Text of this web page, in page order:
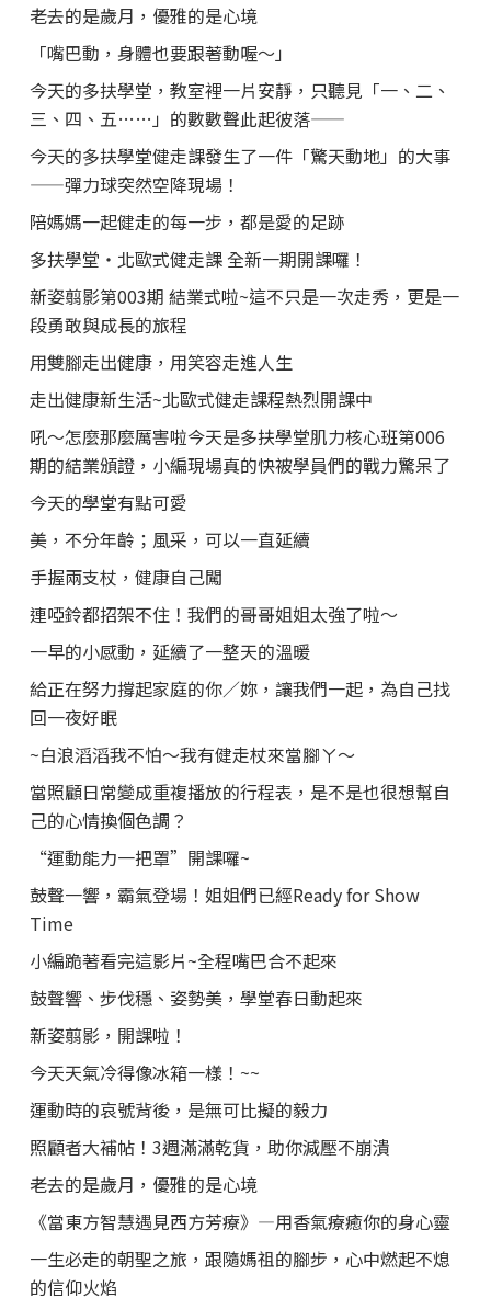
老去的是歲月，優雅的是心境
「嘴巴動，身體也要跟著動喔～」
今天的多扶學堂，教室裡一片安靜，只聽見「一、二、
三、四、五……」的數數聲此起彼落——
今天的多扶學堂健走課發生了一件「驚天動地」的大事
——彈力球突然空降現場！
陪媽媽一起健走的每一步，都是愛的足跡
多扶學堂・北歐式健走課 全新一期開課囉！
新姿翦影第003期 結業式啦~這不只是一次走秀，更是一
段勇敢與成長的旅程
用雙腳走出健康，用笑容走進人生
走出健康新生活~北歐式健走課程熱烈開課中
吼～怎麼那麼厲害啦今天是多扶學堂肌力核心班第006
期的結業頒證，小編現場真的快被學員們的戰力驚呆了
今天的學堂有點可愛
美，不分年齡；風采，可以一直延續
手握兩支杖，健康自己闖
連啞鈴都招架不住！我們的哥哥姐姐太強了啦～
一早的小感動，延續了一整天的溫暖
給正在努力撐起家庭的你／妳，讓我們一起，為自己找
回一夜好眠
~白浪滔滔我不怕～我有健走杖來當腳ㄚ～
當照顧日常變成重複播放的行程表，是不是也很想幫自
己的心情換個色調？
“運動能力一把罩”開課囉~
鼓聲一響，霸氣登場！姐姐們已經Ready for Show
Time
小編跪著看完這影片~全程嘴巴合不起來
鼓聲響、步伐穩、姿勢美，學堂春日動起來
新姿翦影，開課啦！
今天天氣冷得像冰箱一樣！~~
運動時的哀號背後，是無可比擬的毅力
照顧者大補帖！3週滿滿乾貨，助你減壓不崩潰
老去的是歲月，優雅的是心境
《當東方智慧遇見西方芳療》—用香氣療癒你的身心靈
一生必走的朝聖之旅，跟隨媽祖的腳步，心中燃起不熄
的信仰火焰